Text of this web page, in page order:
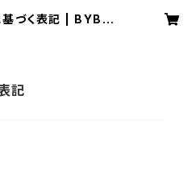
づく表記 | BYBBi
記